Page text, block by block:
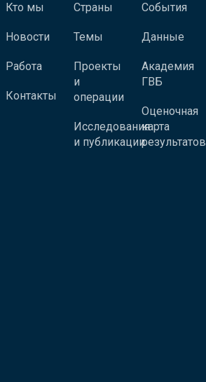
Кто мы
Новости
Работа
Контакты
Страны
Темы
Проекты
и
операции
Исследования
и публикации
События
Данные
Академия
ГВБ
Оценочная
карта
результатов